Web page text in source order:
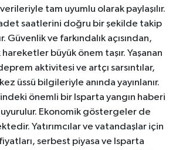
tam uyumlu olarak paylaşılır.
saatlerini doğru bir şekilde takip
Güvenlik ve farkındalık açısından,
büyük önem taşır. Yaşanan
aktivitesi ve artçı sarsıntılar,
üssü bilgileriyle anında yayınlanır.
önemli bir Isparta yangın haberi
Ekonomik göstergeler de
Yatırımcılar ve vatandaşlar için
serbest piyasa ve Isparta